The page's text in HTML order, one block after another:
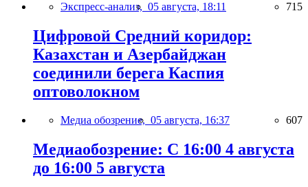
Экспресс-анализ, 05 августа, 18:11 715
Цифровой Средний коридор:
Казахстан и Азербайджан
соединили берега Каспия
оптоволокном
Медиа обозрение, 05 августа, 16:37 607
Медиаобозрение: С 16:00 4 августа
до 16:00 5 августа